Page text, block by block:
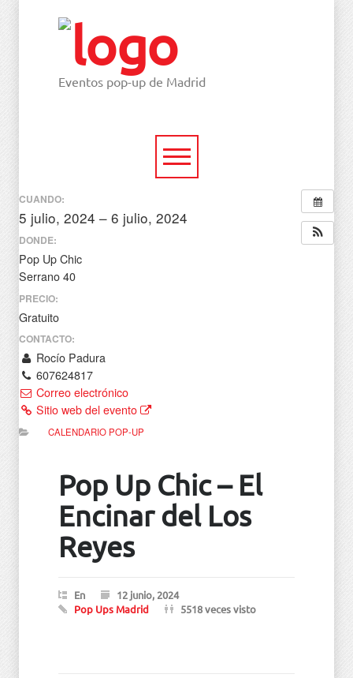
Eventos pop-up de Madrid
CUANDO:
5 julio, 2024 – 6 julio, 2024
DONDE:
Pop Up Chic
Serrano 40
PRECIO:
Gratuito
CONTACTO:
Rocío Padura
607624817
Correo electrónico
Sitio web del evento
CALENDARIO POP-UP
Pop Up Chic – El
Encinar del Los
Reyes
En
12 junio, 2024
Pop Ups Madrid
5518 veces visto